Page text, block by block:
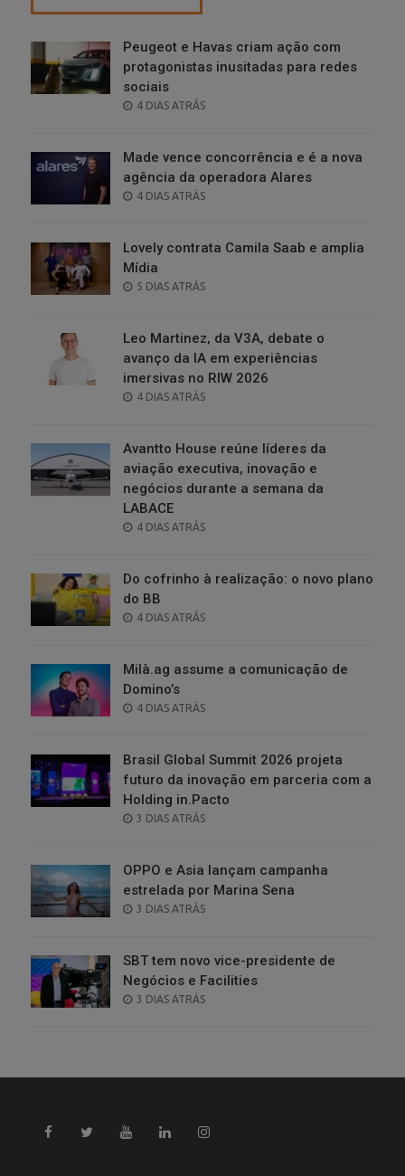
Peugeot e Havas criam ação com
protagonistas inusitadas para redes
sociais
POSTED
4 DIAS ATRÁS
Made vence concorrência e é a nova
agência da operadora Alares
POSTED
4 DIAS ATRÁS
Lovely contrata Camila Saab e amplia
Mídia
POSTED
5 DIAS ATRÁS
Leo Martinez, da V3A, debate o
avanço da IA em experiências
imersivas no RIW 2026
POSTED
4 DIAS ATRÁS
Avantto House reúne líderes da
aviação executiva, inovação e
negócios durante a semana da
LABACE
POSTED
4 DIAS ATRÁS
Do cofrinho à realização: o novo plano
do BB
POSTED
4 DIAS ATRÁS
Milà.ag assume a comunicação de
Domino’s
POSTED
4 DIAS ATRÁS
Brasil Global Summit 2026 projeta
futuro da inovação em parceria com a
Holding in.Pacto
POSTED
3 DIAS ATRÁS
OPPO e Asia lançam campanha
estrelada por Marina Sena
POSTED
3 DIAS ATRÁS
SBT tem novo vice-presidente de
Negócios e Facilities
POSTED
3 DIAS ATRÁS